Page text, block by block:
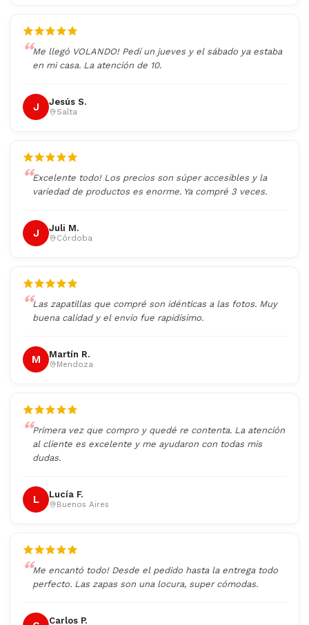
Me llegó VOLANDO! Pedí un jueves y el sábado ya estaba
en mi casa. La atención de 10.
J Jesús S.
Salta
Excelente todo! Los precios son súper accesibles y la
variedad de productos es enorme. Ya compré 3 veces.
J Juli M.
Córdoba
Las zapatillas que compré son idénticas a las fotos. Muy
buena calidad y el envío fue rapidísimo.
M Martín R.
Mendoza
Primera vez que compro y quedé re contenta. La atención
al cliente es excelente y me ayudaron con todas mis
dudas.
L Lucía F.
Buenos Aires
Me encantó todo! Desde el pedido hasta la entrega todo
perfecto. Las zapas son una locura, super cómodas.
Carlos P.